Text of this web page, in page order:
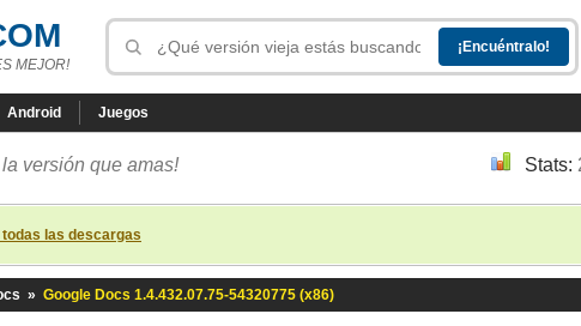
MEJOR!
Android Juegos
versión que amas! Stats:
todas las descargas
» Google Docs 1.4.432.07.75-54320775 (x86)